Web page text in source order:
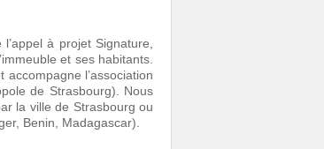
à projet Signature,
et ses habitants.
l’association
de Strasbourg). Nous
la ville de Strasbourg ou
Benin, Madagascar).